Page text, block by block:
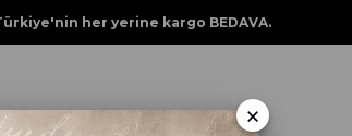
her yerine kargo BEDAVA.
×